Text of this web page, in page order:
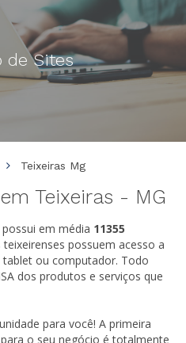
de Sites
Teixeiras Mg
Teixeiras - MG
possui em média 11355
possuem acesso a
ou computador. Todo
dos produtos e serviços que
para você! A primeira
o seu negócio é totalmente